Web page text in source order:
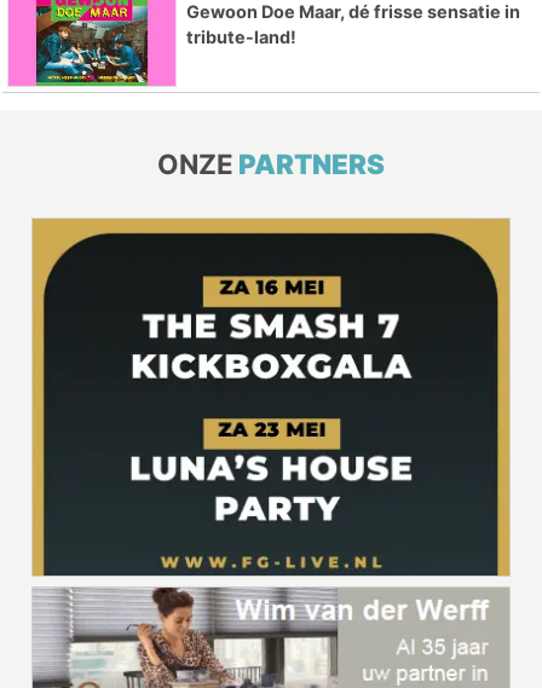
Gewoon Doe Maar, dé frisse sensatie in
tribute-land!
ONZE PARTNERS